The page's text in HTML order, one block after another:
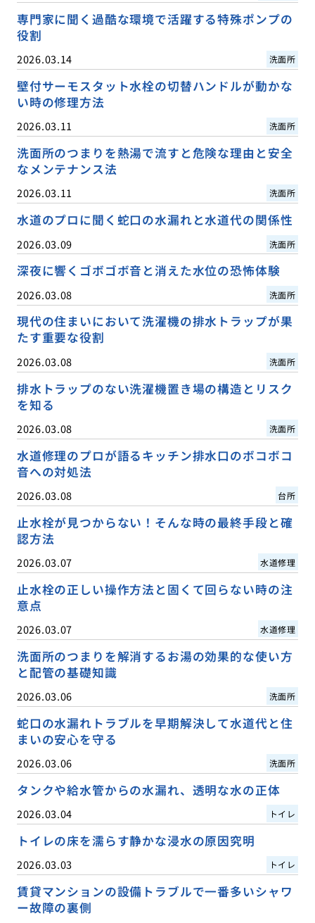
専門家に聞く過酷な環境で活躍する特殊ポンプの
役割
2026.03.14 洗面所
壁付サーモスタット水栓の切替ハンドルが動かな
い時の修理方法
2026.03.11 洗面所
洗面所のつまりを熱湯で流すと危険な理由と安全
なメンテナンス法
2026.03.11 洗面所
水道のプロに聞く蛇口の水漏れと水道代の関係性
2026.03.09 洗面所
深夜に響くゴボゴボ音と消えた水位の恐怖体験
2026.03.08 洗面所
現代の住まいにおいて洗濯機の排水トラップが果
たす重要な役割
2026.03.08 洗面所
排水トラップのない洗濯機置き場の構造とリスク
を知る
2026.03.08 洗面所
水道修理のプロが語るキッチン排水口のボコボコ
音への対処法
2026.03.08 台所
止水栓が見つからない！そんな時の最終手段と確
認方法
2026.03.07 水道修理
止水栓の正しい操作方法と固くて回らない時の注
意点
2026.03.07 水道修理
洗面所のつまりを解消するお湯の効果的な使い方
と配管の基礎知識
2026.03.06 洗面所
蛇口の水漏れトラブルを早期解決して水道代と住
まいの安心を守る
2026.03.06 洗面所
タンクや給水管からの水漏れ、透明な水の正体
2026.03.04 トイレ
トイレの床を濡らす静かな浸水の原因究明
2026.03.03 トイレ
賃貸マンションの設備トラブルで一番多いシャワ
ー故障の裏側